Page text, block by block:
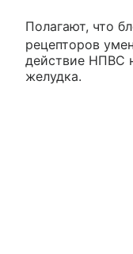
Полагают, что
рецепторов
действие НПВС
желудка.